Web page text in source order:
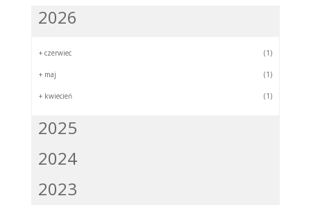
2026
+ czerwiec (1)
+ maj (1)
+ kwiecień (1)
2025
2024
2023